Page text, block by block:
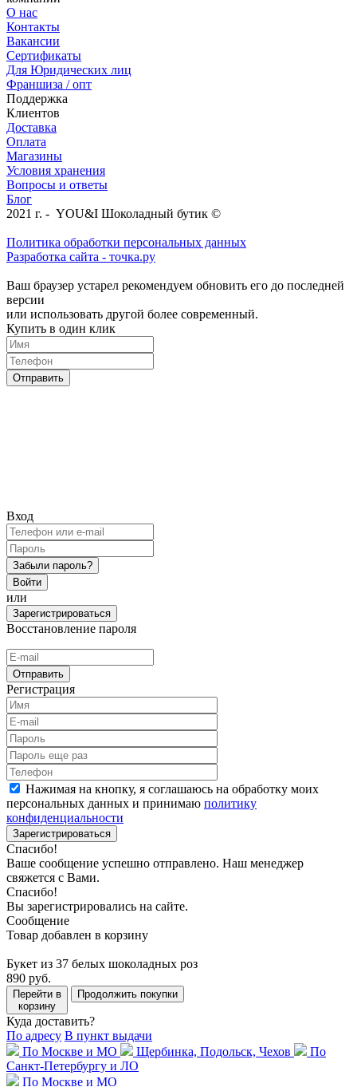
О нас
Контакты
Вакансии
Сертификаты
Для Юридических лиц
Франшиза / опт
Поддержка
Клиентов
Доставка
Оплата
Магазины
Условия хранения
Вопросы и ответы
Блог
2021 г. - YOU&I Шоколадный бутик ©
Политика обработки персональных данных
Разработка сайта - точка.ру
Ваш браузер устарел рекомендуем обновить его до последней
версии
или использовать другой более современный.
Купить в один клик
Отправить
Вход
Забыли пароль?
Войти
или
Зарегистрироваться
Восстановление пароля
Отправить
Регистрация
Нажимая на кнопку, я соглашаюсь на обработку моих
персональных данных и принимаю политику
конфиденциальности
Зарегистрироваться
Спасибо!
Ваше сообщение успешно отправлено. Наш менеджер
свяжется с Вами.
Спасибо!
Вы зарегистрировались на сайте.
Сообщение
Товар добавлен в корзину
Букет из 37 белых шоколадных роз
890 руб.
Перейти в
корзину
Продолжить покупки
Куда доставить?
По адресу В пункт выдачи
По Москве и МО
Щербинка, Подольск, Чехов
По
Санкт-Петербургу и ЛО
По Москве и МО